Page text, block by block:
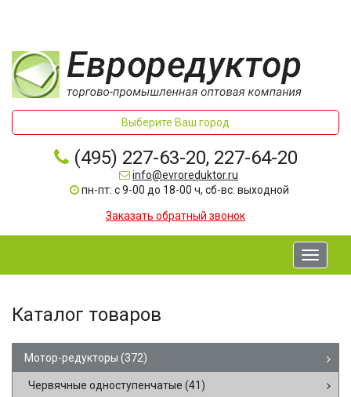
Выберите Ваш город
(495) 227-63-20, 227-64-20
info@evroreduktor.ru
пн-пт: с 9-00 до 18-00 ч, сб-вс: выходной
Заказать обратный звонок
Toggle
Каталог товаров
Мотор-редукторы (372)
Червячные одноступенчатые (41)